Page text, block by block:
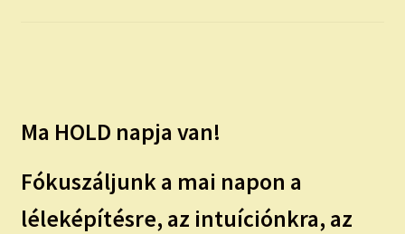
IRATKOZZ FEL A VIDEÓ CSATORNÁNKRA!
TAROT ELEMZÉS MEGRENDELÉSE LIMITÁLT!
AJÁNDÉKOKKAL!
Ma HOLD napja van!
Fókuszáljunk a mai napon a
léleképítésre, az intuíciónkra, az